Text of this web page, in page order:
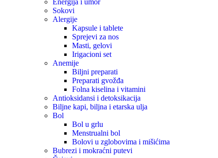
Energija i umor
Sokovi
Alergije
Kapsule i tablete
Sprejevi za nos
Masti, gelovi
Irigacioni set
Anemije
Biljni preparati
Preparati gvožđa
Folna kiselina i vitamini
Antioksidansi i detoksikacija
Biljne kapi, biljna i etarska ulja
Bol
Bol u grlu
Menstrualni bol
Bolovi u zglobovima i mišićima
Bubrezi i mokraćni putevi